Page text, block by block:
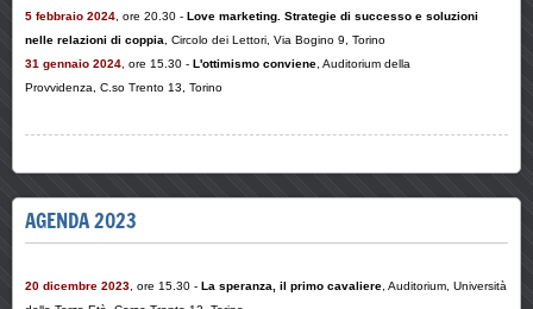
5 febbraio 2024 , ore 20.30 - Love marketing. Strategie di successo e soluzioni
nelle relazioni di coppia , Circolo dei Lettori, Via Bogino 9, Torino
31 gennaio 2024 , ore 15.30 - L'ottimismo conviene , Auditorium della
Provvidenza, C.so Trento 13, Torino
AGENDA 2023
20 dicembre 2023 , ore 15.30 - La speranza, il primo cavaliere , Auditorium, Università